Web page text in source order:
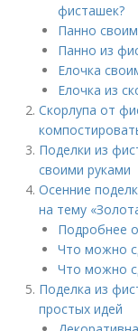
фисташек?
Панно
Панно из
Елочка
Елочка из
Скорлупа от
Поделки из
своими руками
Осенние
на тему
Подробнее
Что можно
Что можно
Поделка из
простых идей